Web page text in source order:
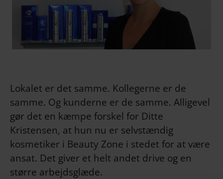
Lokalet er det samme. Kollegerne er de
samme. Og kunderne er de samme. Alligevel
gør det en kæmpe forskel for Ditte
Kristensen, at hun nu er selvstændig
kosmetiker i Beauty Zone i stedet for at være
ansat. Det giver et helt andet drive og en
større arbejdsglæde.